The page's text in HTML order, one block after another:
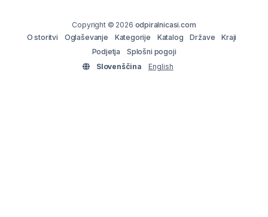
Copyright © 2026 odpiralnicasi.com
O storitvi
Oglaševanje Kategorije Katalog Države
Kraji
Podjetja
Splošni pogoji
Slovenščina
English